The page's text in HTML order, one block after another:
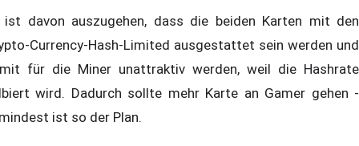
ist davon auszugehen, dass die beiden Karten mit den
Currency-Hash-Limited ausgestattet sein werden und
für die Miner unattraktiv werden, weil die Hashrate
wird. Dadurch sollte mehr Karte an Gamer gehen -
ist so der Plan.